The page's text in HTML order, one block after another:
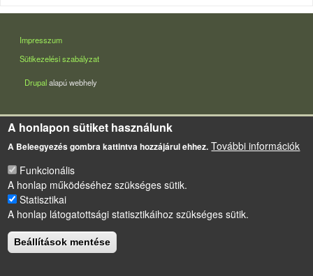
LÁBLÉC
Impresszum
Sütikezelési szabályzat
Drupalalapú webhely
A honlapon sütiket használunk
A Beleegyezés gombra kattintva hozzájárul ehhez. További információk
Funkcionális
A honlap működéséhez szükséges sütik.
Statisztikai
A honlap látogatottsági statisztikáihoz szükséges sütik.
Beállítások mentése